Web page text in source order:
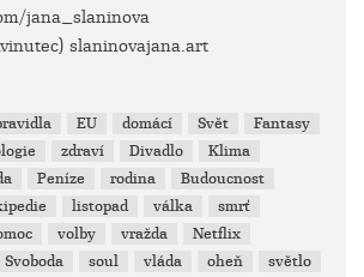
jana_slaninova
slaninovajana.art
EU domácí Svět
Fantasy
zdraví Divadlo
Klima
Peníze rodina
Budoucnost
listopad válka
smrť
volby vražda
Netflix
Svoboda soul vláda oheň
světlo